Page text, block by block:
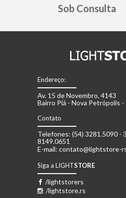
Sob Consulta
Endereço:
Av. 15 de Novembro, 4143
Bairro Piá - Nova Petrópolis -
Contato
Telefones: (54) 3281.5090 -
8149.0651
E-mail: contato@lightstore-
Siga a LIGHTSTORE
/lightstorers
/lightstore.rs